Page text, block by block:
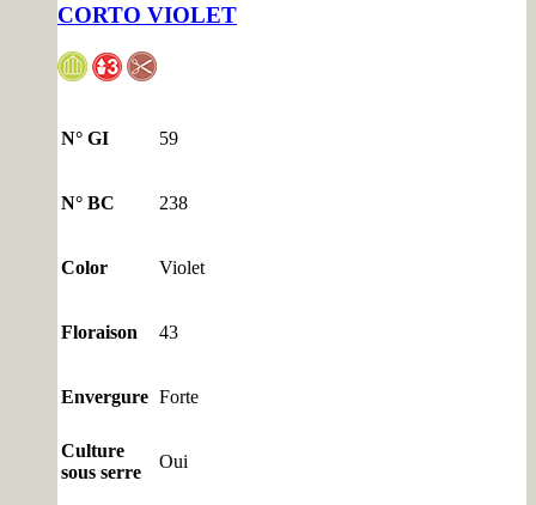
CORTO VIOLET
N° GI 59
N° BC 238
Color Violet
Floraison 43
Envergure Forte
Culture
sous serre
Oui